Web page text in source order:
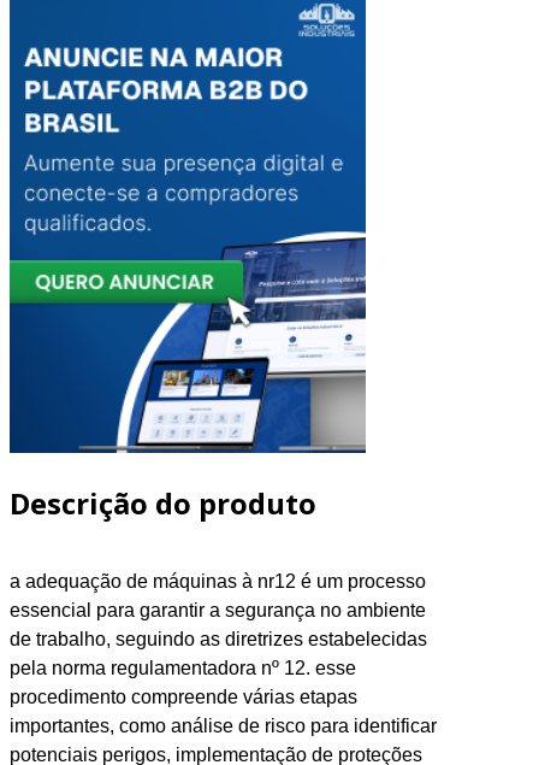
Descrição do produto
a adequação de máquinas à nr12 é um processo
essencial para garantir a segurança no ambiente
de trabalho, seguindo as diretrizes estabelecidas
pela norma regulamentadora nº 12. esse
procedimento compreende várias etapas
importantes, como análise de risco para identificar
potenciais perigos, implementação de proteções